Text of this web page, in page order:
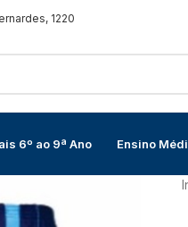
1220
6º ao 9ª Ano Ensino